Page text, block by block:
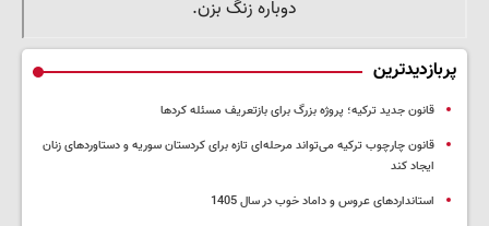
پربازدیدترین
قانون جدید ترکیه؛ پروژه بزرگ‌ برای بازتعریف مسئله کردها
قانون چارچوب ترکیه می‌تواند مرحله‌ای تازه برای کردستان سوریه و دستاوردهای زنان
ایجاد کند
استانداردهای عروس و داماد خوب در سال 1405